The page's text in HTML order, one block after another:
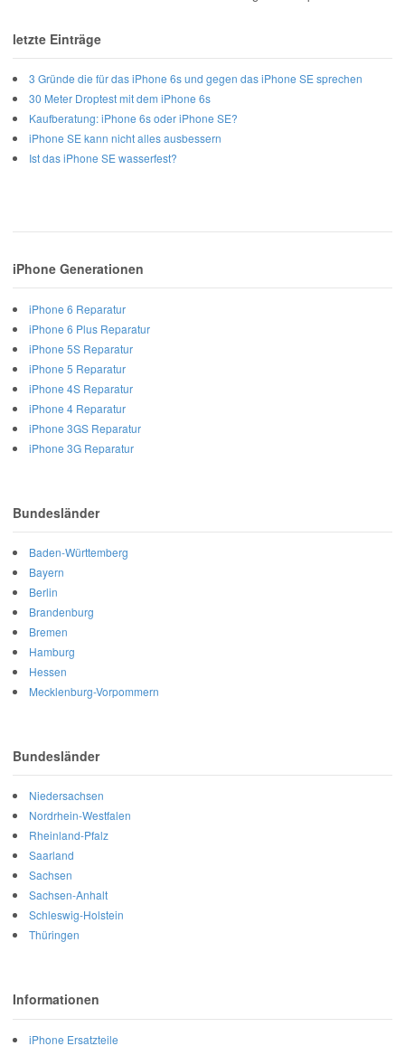
letzte Einträge
3 Gründe die für das iPhone 6s und gegen das iPhone SE sprechen
30 Meter Droptest mit dem iPhone 6s
Kaufberatung: iPhone 6s oder iPhone SE?
iPhone SE kann nicht alles ausbessern
Ist das iPhone SE wasserfest?
iPhone Generationen
iPhone 6 Reparatur
iPhone 6 Plus Reparatur
iPhone 5S Reparatur
iPhone 5 Reparatur
iPhone 4S Reparatur
iPhone 4 Reparatur
iPhone 3GS Reparatur
iPhone 3G Reparatur
Bundesländer
Baden-Württemberg
Bayern
Berlin
Brandenburg
Bremen
Hamburg
Hessen
Mecklenburg-Vorpommern
Bundesländer
Niedersachsen
Nordrhein-Westfalen
Rheinland-Pfalz
Saarland
Sachsen
Sachsen-Anhalt
Schleswig-Holstein
Thüringen
Informationen
iPhone Ersatzteile